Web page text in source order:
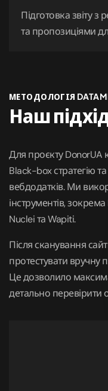
Підготовка звіту з
та пропозиціями
МЕТОДОЛОГІЯ
Наш
Для проєкту DonorUA
Black-box стратегію
вебдодатків. Ми
інструментів,
Nuclei та Wapiti.
Після сканування
протестувати вручну
Це дозволило
детально перевірити